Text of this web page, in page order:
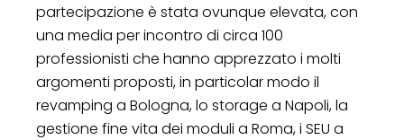
partecipazione è stata ovunque elevata, con
una media per incontro di circa 100
professionisti che hanno apprezzato i molti
argomenti proposti, in particolar modo il
revamping a Bologna, lo storage a Napoli, la
gestione fine vita dei moduli a Roma, i SEU a